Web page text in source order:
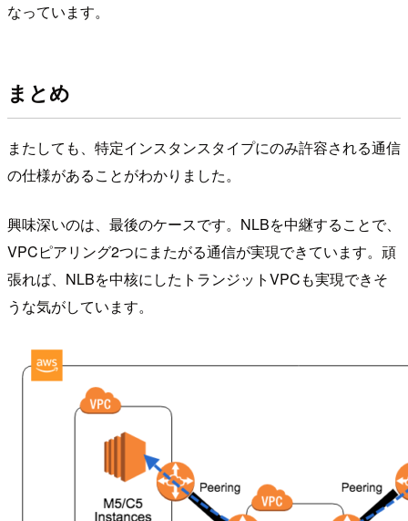
なっています。
まとめ
またしても、特定インスタンスタイプにのみ許容される通信
の仕様があることがわかりました。
興味深いのは、最後のケースです。NLBを中継することで、
VPCピアリング2つにまたがる通信が実現できています。頑
張れば、NLBを中核にしたトランジットVPCも実現できそ
うな気がしています。